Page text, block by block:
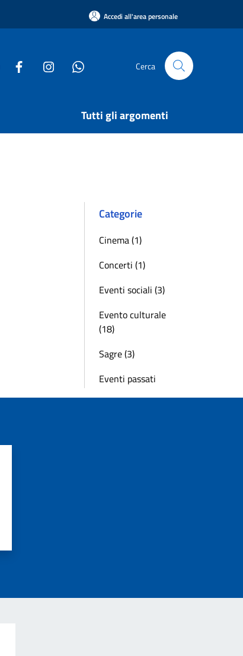
Accedi all'area personale
Cerca
Tutti gli argomenti
Categorie
Cinema (1)
Concerti (1)
Eventi sociali (3)
Evento culturale
(18)
Sagre (3)
Eventi passati